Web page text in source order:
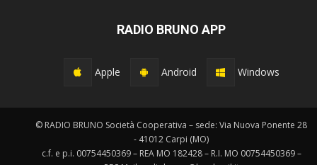
RADIO BRUNO APP
Apple Android Windows
© RADIO BRUNO Società Cooperativa – sede: Via Nuova Ponente 28
- 41012 Carpi (MO)
c.f. e p.i. 00754450369 – REA MO 182428 – R.I. MO 00754450369 –